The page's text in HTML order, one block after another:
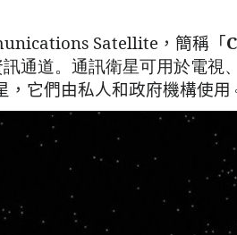
Satellite ， 簡稱 「
通道。通訊衛星可用於電視
，它們由私人和政府機構使用